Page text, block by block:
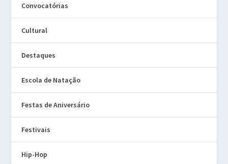
Convocatórias
Cultural
Destaques
Escola de Natação
Festas de Aniversário
Festivais
Hip-Hop